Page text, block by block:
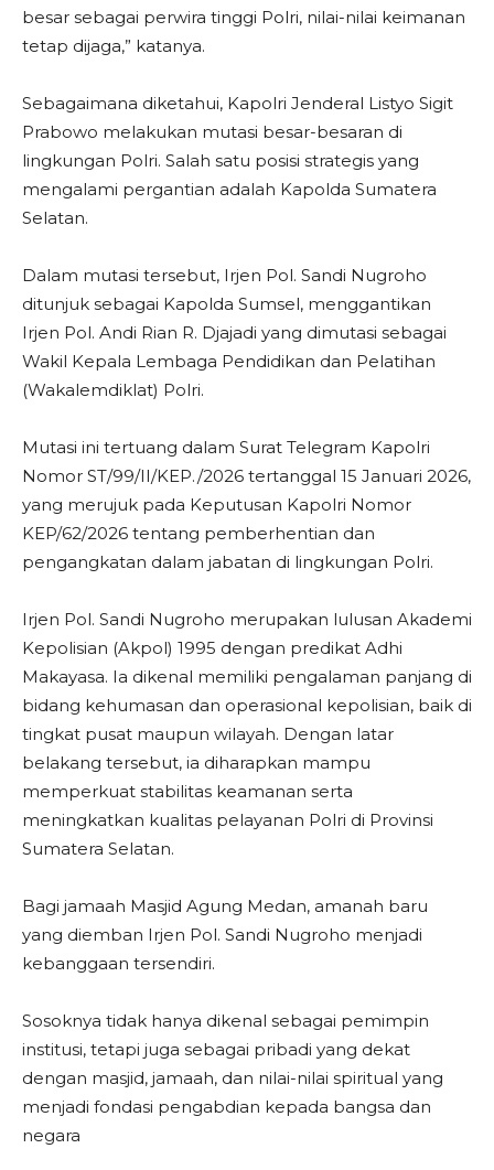
besar sebagai perwira tinggi Polri, nilai-nilai keimanan
tetap dijaga,” katanya.
Sebagaimana diketahui, Kapolri Jenderal Listyo Sigit
Prabowo melakukan mutasi besar-besaran di
lingkungan Polri. Salah satu posisi strategis yang
mengalami pergantian adalah Kapolda Sumatera
Selatan.
Dalam mutasi tersebut, Irjen Pol. Sandi Nugroho
ditunjuk sebagai Kapolda Sumsel, menggantikan
Irjen Pol. Andi Rian R. Djajadi yang dimutasi sebagai
Wakil Kepala Lembaga Pendidikan dan Pelatihan
(Wakalemdiklat) Polri.
Mutasi ini tertuang dalam Surat Telegram Kapolri
Nomor ST/99/II/KEP./2026 tertanggal 15 Januari 2026,
yang merujuk pada Keputusan Kapolri Nomor
KEP/62/2026 tentang pemberhentian dan
pengangkatan dalam jabatan di lingkungan Polri.
Irjen Pol. Sandi Nugroho merupakan lulusan Akademi
Kepolisian (Akpol) 1995 dengan predikat Adhi
Makayasa. Ia dikenal memiliki pengalaman panjang di
bidang kehumasan dan operasional kepolisian, baik di
tingkat pusat maupun wilayah. Dengan latar
belakang tersebut, ia diharapkan mampu
memperkuat stabilitas keamanan serta
meningkatkan kualitas pelayanan Polri di Provinsi
Sumatera Selatan.
Bagi jamaah Masjid Agung Medan, amanah baru
yang diemban Irjen Pol. Sandi Nugroho menjadi
kebanggaan tersendiri.
Sosoknya tidak hanya dikenal sebagai pemimpin
institusi, tetapi juga sebagai pribadi yang dekat
dengan masjid, jamaah, dan nilai-nilai spiritual yang
menjadi fondasi pengabdian kepada bangsa dan
negara